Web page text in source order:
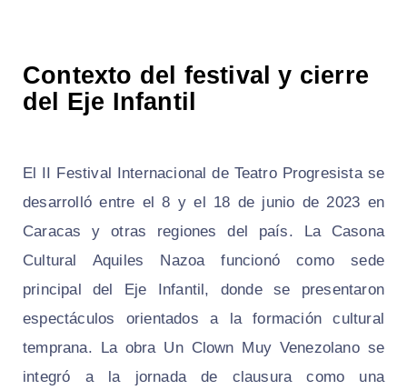
Contexto del festival y cierre
del Eje Infantil
El II Festival Internacional de Teatro Progresista se
desarrolló entre el 8 y el 18 de junio de 2023 en
Caracas y otras regiones del país. La Casona
Cultural Aquiles Nazoa funcionó como sede
principal del Eje Infantil, donde se presentaron
espectáculos orientados a la formación cultural
temprana. La obra Un Clown Muy Venezolano se
integró a la jornada de clausura como una